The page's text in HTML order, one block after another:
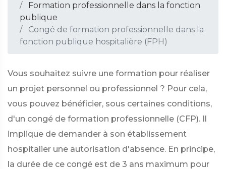
Formation professionnelle dans la fonction
publique
Congé de formation professionnelle dans la
fonction publique hospitalière (FPH)
Vous souhaitez suivre une formation pour réaliser
un projet personnel ou professionnel ? Pour cela,
vous pouvez bénéficier, sous certaines conditions,
d'un congé de formation professionnelle (CFP). Il
implique de demander à son établissement
hospitalier une autorisation d'absence. En principe,
la durée de ce congé est de 3 ans maximum pour